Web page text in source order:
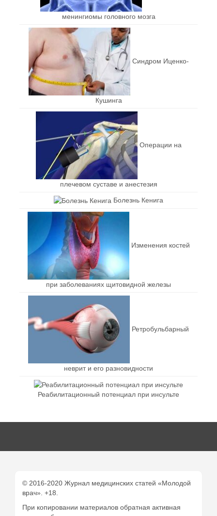
менингиомы головного мозга
Синдром Иценко-
Кушинга
Операции на
плечевом суставе и анестезия
Болезнь Кенига
Изменения костей
при заболеваниях щитовидной железы
Ретробульбарный
неврит и его разновидности
Реабилитационный потенциал при инсульте
© 2016-2020 Журнал медицинских статей «Молодой
врач». +18.
При копировании материалов обратная активная